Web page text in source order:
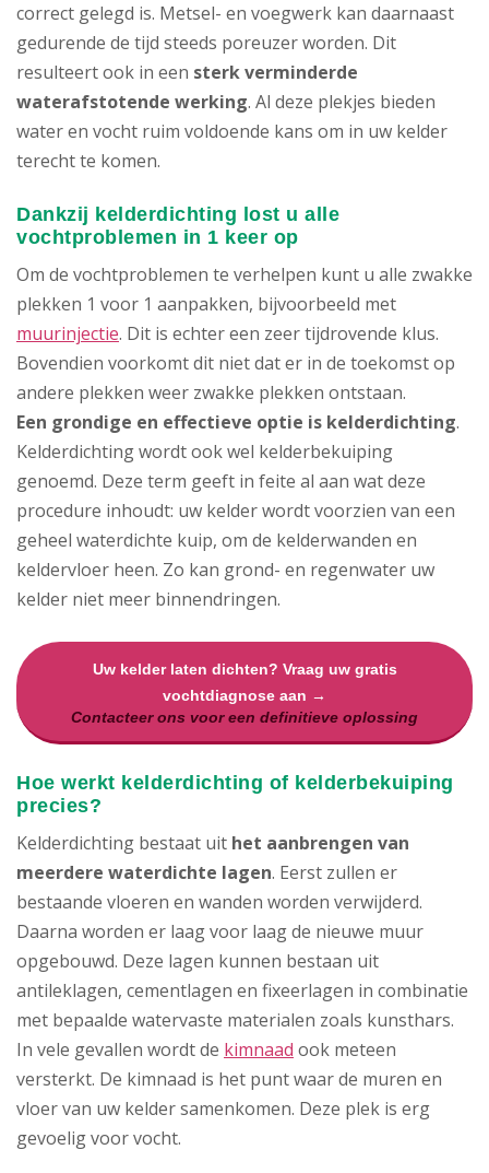
correct gelegd is. Metsel- en voegwerk kan daarnaast
gedurende de tijd steeds poreuzer worden. Dit
resulteert ook in een sterk verminderde
waterafstotende werking. Al deze plekjes bieden
water en vocht ruim voldoende kans om in uw kelder
terecht te komen.
Dankzij kelderdichting lost u alle
vochtproblemen in 1 keer op
Om de vochtproblemen te verhelpen kunt u alle zwakke
plekken 1 voor 1 aanpakken, bijvoorbeeld met
muurinjectie. Dit is echter een zeer tijdrovende klus.
Bovendien voorkomt dit niet dat er in de toekomst op
andere plekken weer zwakke plekken ontstaan.
Een grondige en effectieve optie is kelderdichting.
Kelderdichting wordt ook wel kelderbekuiping
genoemd. Deze term geeft in feite al aan wat deze
procedure inhoudt: uw kelder wordt voorzien van een
geheel waterdichte kuip, om de kelderwanden en
keldervloer heen. Zo kan grond- en regenwater uw
kelder niet meer binnendringen.
Uw kelder laten dichten? Vraag uw gratis
vochtdiagnose aan →
Contacteer ons voor een definitieve oplossing
Hoe werkt kelderdichting of kelderbekuiping
precies?
Kelderdichting bestaat uit het aanbrengen van
meerdere waterdichte lagen. Eerst zullen er
bestaande vloeren en wanden worden verwijderd.
Daarna worden er laag voor laag de nieuwe muur
opgebouwd. Deze lagen kunnen bestaan uit
antileklagen, cementlagen en fixeerlagen in combinatie
met bepaalde watervaste materialen zoals kunsthars.
In vele gevallen wordt de kimnaad ook meteen
versterkt. De kimnaad is het punt waar de muren en
vloer van uw kelder samenkomen. Deze plek is erg
gevoelig voor vocht.